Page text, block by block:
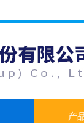
产